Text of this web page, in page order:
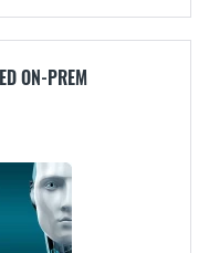
ON-PREM